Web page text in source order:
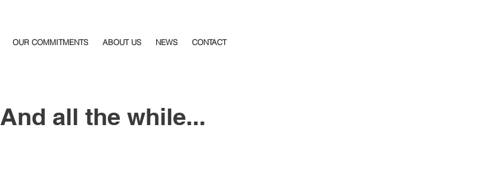
OUR COMMITMENTS ABOUT US NEWS CONTACT
And all the while...